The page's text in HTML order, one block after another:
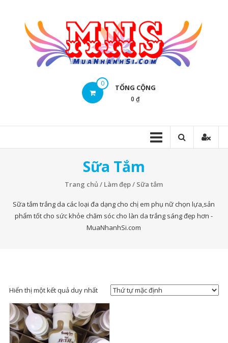
0 TỔNG CỘNG
0 ₫
Sữa Tắm
Trang chủ / Làm đẹp/ Sữa tắm
Sữa tắm trắng da các loại đa dạng cho chị em phụ nữ chọn lựa,sản
phẩm tốt cho sức khỏe chăm sóc cho làn da trắng sáng đẹp hơn -
MuaNhanhSi.com
Hiển thị một kết quả duy nhất